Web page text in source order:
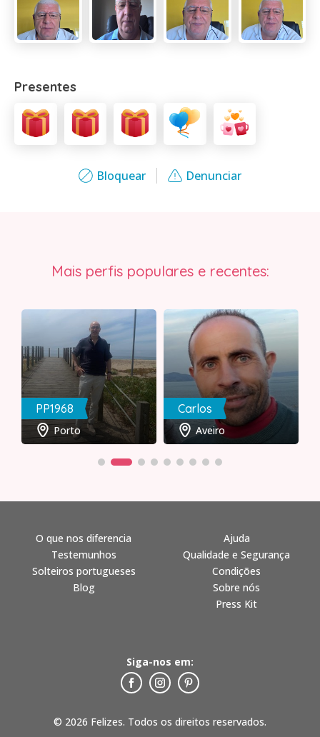
Bloquear Denunciar
Presentes
Mais perfis populares e recentes:
PP1968
Porto
Carlos
Aveiro
© 2026 Felizes. Todos os direitos reservados.
O que nos diferencia
Testemunhos
Solteiros portugueses
Blog
Ajuda
Qualidade e Segurança
Condições
Sobre nós
Press Kit
Siga-nos em: